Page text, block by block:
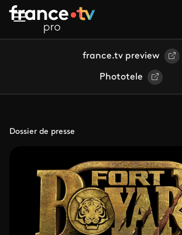
Aller au contenu principal
france.tv preview
Phototele
Dossier de presse